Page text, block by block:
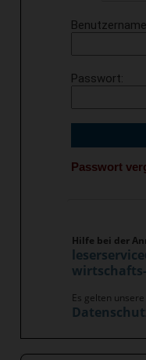
Passwort
Passwort
Hilfe bei der
Es gelten unsere